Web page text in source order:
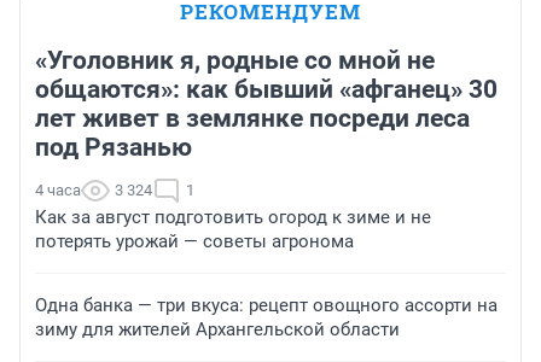
РЕКОМЕНДУЕМ
«Уголовник я, родные со мной не
общаются»: как бывший «афганец» 30
лет живет в землянке посреди леса
под Рязанью
4 часа 3 324 1
Как за август подготовить огород к зиме и не
потерять урожай — советы агронома
Одна банка — три вкуса: рецепт овощного ассорти на
зиму для жителей Архангельской области